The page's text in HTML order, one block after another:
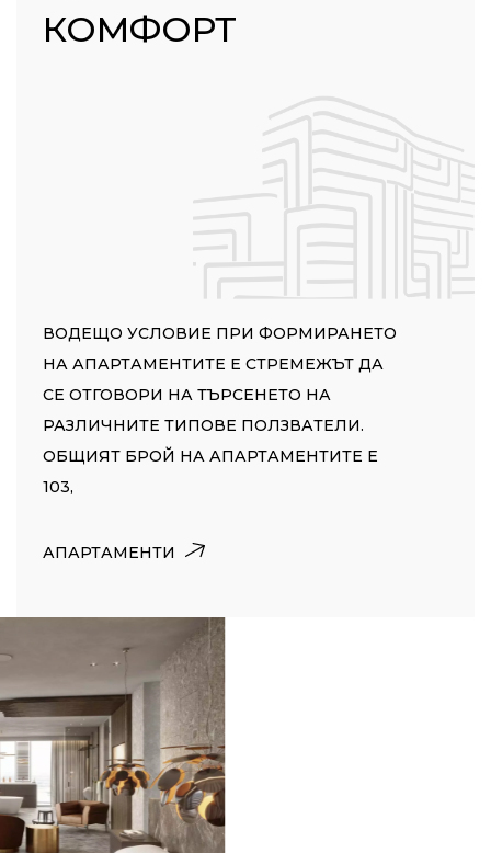
КОМФОРТ
ВОДЕЩО УСЛОВИЕ ПРИ ФОРМИРАНЕТО
НА АПАРТАМЕНТИТЕ Е СТРЕМЕЖЪТ ДА
СЕ ОТГОВОРИ НА ТЪРСЕНЕТО НА
РАЗЛИЧНИТЕ ТИПОВЕ ПОЛЗВАТЕЛИ.
ОБЩИЯТ БРОЙ НА АПАРТАМЕНТИТЕ Е
103,
АПАРТАМЕНТИ